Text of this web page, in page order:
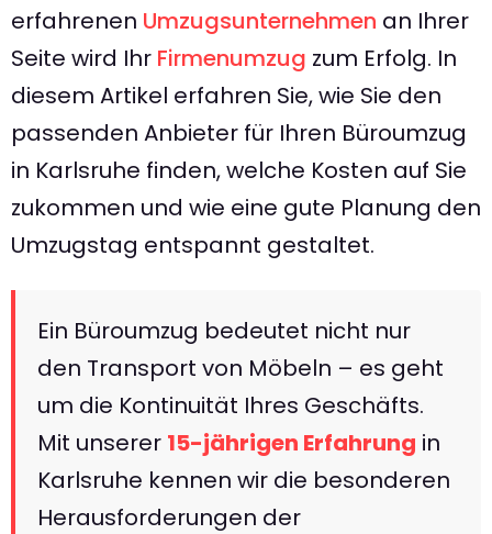
erfahrenen Umzugsunternehmen an Ihrer
Seite wird Ihr Firmenumzug zum Erfolg. In
diesem Artikel erfahren Sie, wie Sie den
passenden Anbieter für Ihren Büroumzug
in Karlsruhe finden, welche Kosten auf Sie
zukommen und wie eine gute Planung den
Umzugstag entspannt gestaltet.
Ein Büroumzug bedeutet nicht nur
den Transport von Möbeln – es geht
um die Kontinuität Ihres Geschäfts.
Mit unserer 15-jährigen Erfahrung in
Karlsruhe kennen wir die besonderen
Herausforderungen der